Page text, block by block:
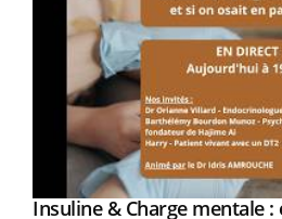
Youtube
Insuline & Charge mentale